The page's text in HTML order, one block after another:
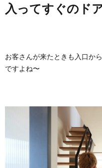
入ってすぐのド
お客さんが来たときも入口か
ですよね〜